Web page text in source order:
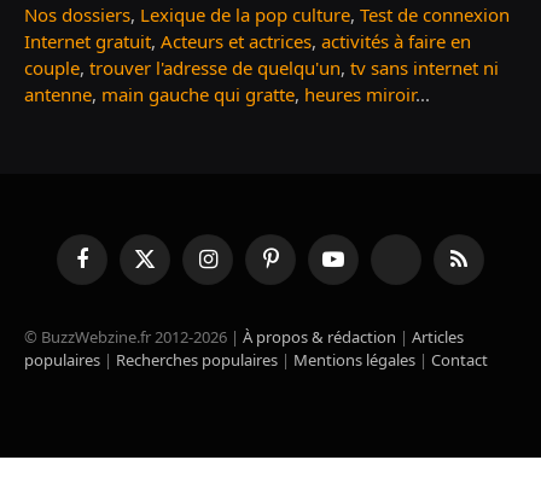
Nos dossiers, Lexique de la pop culture, Test de connexion
Internet gratuit, Acteurs et actrices, activités à faire en
couple, trouver l'adresse de quelqu'un, tv sans internet ni
antenne, main gauche qui gratte, heures miroir...
FacebookX
(Twitter)
InstagramPinterestYouTube TikTok RSS
© BuzzWebzine.fr 2012-2026 | À propos & rédaction | Articles
populaires | Recherches populaires | Mentions légales | Contact